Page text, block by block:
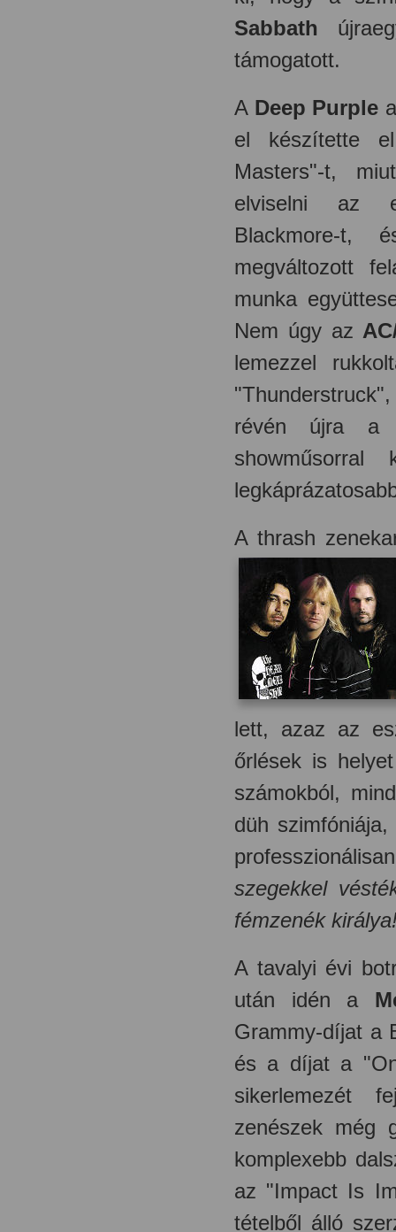
Sabbath
támogatott.
A Deep Purple
el készítette
Masters"-t,
elviselni az
Blackmore-t,
megváltozott
munka
Nem úgy az
lemezzel
révén újra a
A thrash
lett, azaz az
őrlések is
számokból,
düh
szegekkel
fémzenék
A tavalyi évi
után idén a
Grammy-díjat a
és a díjat a
sikerlemezét
zenészek még
komplexebb
az "Impact Is
tételből álló